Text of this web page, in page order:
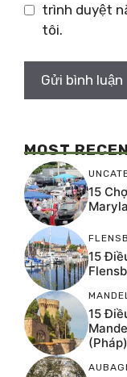
trình duyệt
tôi.
MOST
15
15
15
(Pháp)